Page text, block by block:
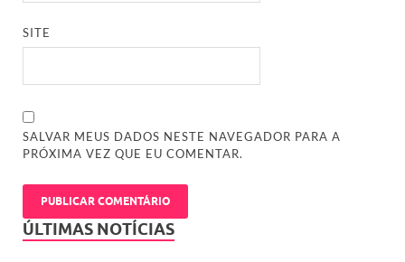
SITE
SALVAR MEUS DADOS NESTE NAVEGADOR PARA A
PRÓXIMA VEZ QUE EU COMENTAR.
ÚLTIMAS NOTÍCIAS